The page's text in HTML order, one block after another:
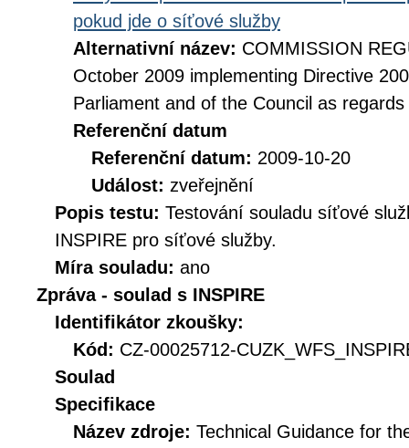
pokud jde o síťové služby
Alternativní název: COMMISSION
October 2009 implementing Directive
Parliament and of the Council as
Referenční datum
Referenční datum: 2009-10-20
Událost: zveřejnění
Popis testu: Testování souladu síťové
INSPIRE pro síťové služby.
Míra souladu: ano
Zpráva - soulad s INSPIRE
Identifikátor zkoušky:
Kód: CZ-00025712-
Soulad
Specifikace
Název zdroje: Technical Guidance for